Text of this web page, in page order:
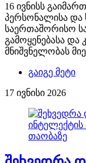
16 ივნისს
პერსონალისა და
საერთაშორისო
გამოყენებასა და
მნიშვნელობას
გაიგე მეტი
17 ივნისი 2026